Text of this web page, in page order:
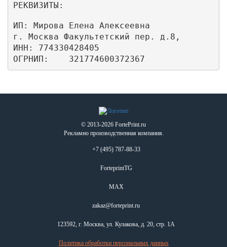
РЕКВИЗИТЫ:
ИП: Мирова Елена Алексеевна
г. Москва Факультетский пер. д.8,
ИНН: 774330428405
ОГРНИП:    321774600372367
© 2013-2026 FortePrint.ru
Рекламно производственная компания.
+7 (495) 787-88-33
ForteprintTG
MAX
zakaz@forteprint.ru
123592, г. Москва, ул. Кулакова, д. 20, стр. 1А
Политика обработки персональных данных